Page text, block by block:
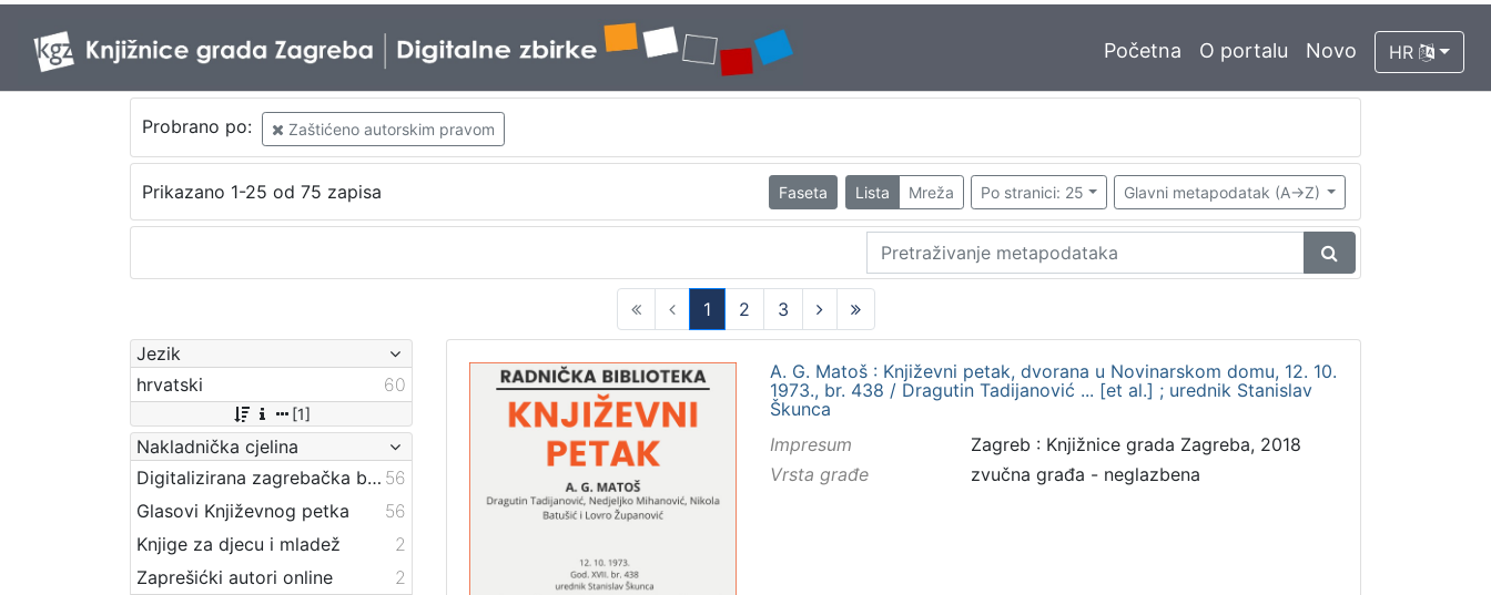
Početna O portalu Novo HR
Probrano po: Zaštićeno autorskim pravom
Prikazano 1-25 od 75 zapisa Faseta Lista Mreža Po stranici: 25 Glavni metapodatak (A->Z)
1
(current)
2
3
Jezik
hrvatski
60
[1]
Nakladnička cjelina
Digitalizirana zagrebačka baština 56
Glasovi Književnog petka
56
Knjige za djecu i mladež
2
Zaprešićki autori online
2
A. G. Matoš : Književni petak, dvorana u Novinarskom domu, 12. 10.
1973., br. 438 / Dragutin Tadijanović ... [et al.] ; urednik Stanislav
Škunca
Impresum
Zagreb : Knjižnice grada Zagreba, 2018
Vrsta građe
zvučna građa - neglazbena